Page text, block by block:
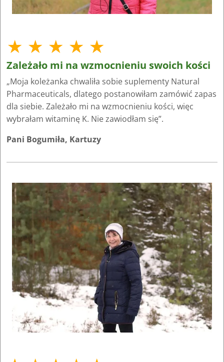
★ ★ ★ ★ ★
Zależało mi na wzmocnieniu swoich kości
„Moja koleżanka chwaliła sobie suplementy Natural
Pharmaceuticals, dlatego postanowiłam zamówić zapas
dla siebie. Zależało mi na wzmocnieniu kości, więc
wybrałam witaminę K. Nie zawiodłam się”.
Pani Bogumiła, Kartuzy